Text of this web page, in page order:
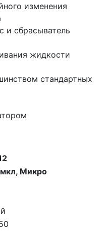
изменения
и сбрасыватель
жидкости
стандартных
Микро